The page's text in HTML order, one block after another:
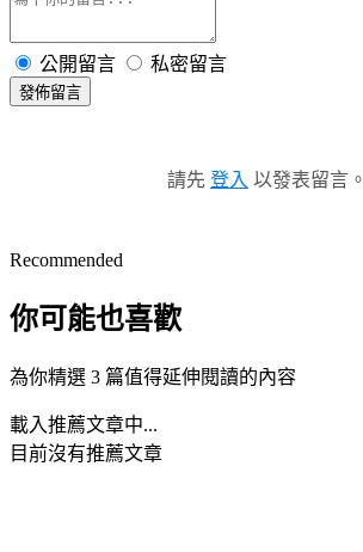
公開留言 私密留言
發佈留言
請先 登入 以發表留言。
Recommended
你可能也喜歡
為你精選 3 篇值得延伸閱讀的內容
載入推薦文章中...
目前沒有推薦文章